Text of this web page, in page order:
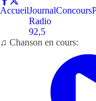
AccueilJournal
Radio
92,5
Concours
♫ Chanson en cours: